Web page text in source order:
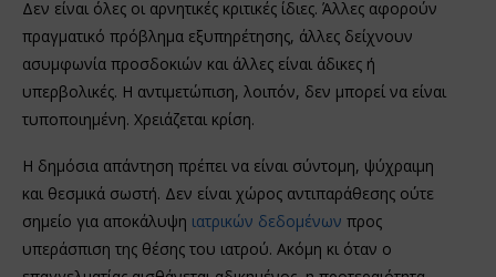
Δεν είναι όλες οι αρνητικές κριτικές ίδιες. Άλλες αφορούν
πραγματικό πρόβλημα εξυπηρέτησης, άλλες δείχνουν
ασυμφωνία προσδοκιών και άλλες είναι άδικες ή
υπερβολικές. Η αντιμετώπιση, λοιπόν, δεν μπορεί να είναι
τυποποιημένη. Χρειάζεται κρίση.
Η δημόσια απάντηση πρέπει να είναι σύντομη, ψύχραιμη
και θεσμικά σωστή. Δεν είναι χώρος αντιπαράθεσης ούτε
σημείο για αποκάλυψη ιατρικών δεδομένων προς
υπεράσπιση της θέσης του ιατρού. Ακόμη κι όταν ο